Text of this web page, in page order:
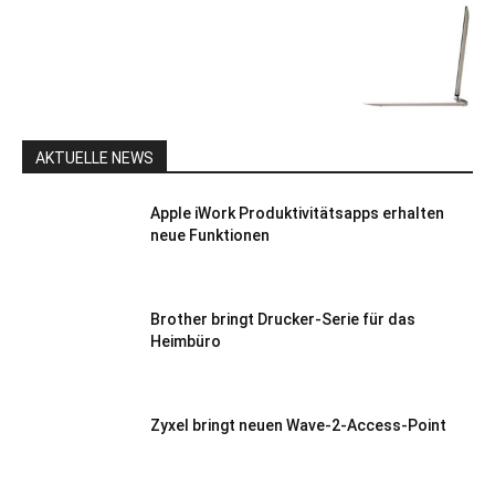
AKTUELLE NEWS
Apple iWork Produktivitätsapps erhalten
neue Funktionen
Brother bringt Drucker-Serie für das
Heimbüro
Zyxel bringt neuen Wave-2-Access-Point